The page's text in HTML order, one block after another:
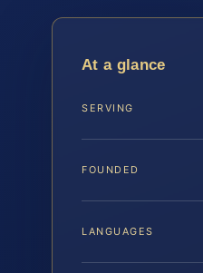
At a glance
SERVING
FOUNDED
LANGUAGES